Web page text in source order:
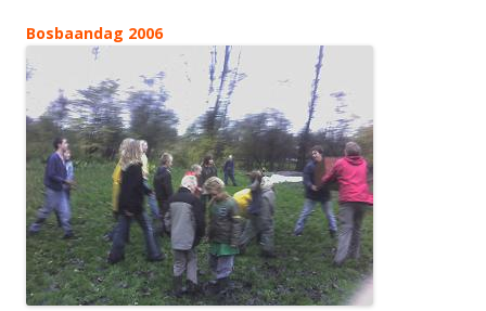
Bosbaandag 2006